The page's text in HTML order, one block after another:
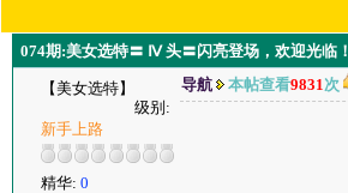
074期:美女选特〓 Ⅳ 头〓闪亮登场，欢迎光临！
【美女选特】
级别:
新手上路
精华: 0
导航 本帖查看9831次